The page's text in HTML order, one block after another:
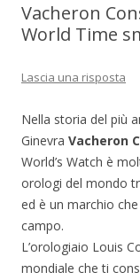
Vacheron
World Time
Lascia una risposta
Nella storia del più
Ginevra Vacheron
World’s Watch è
orologi del mondo
ed è un marchio
campo.
L’orologiaio Louis
mondiale che ti